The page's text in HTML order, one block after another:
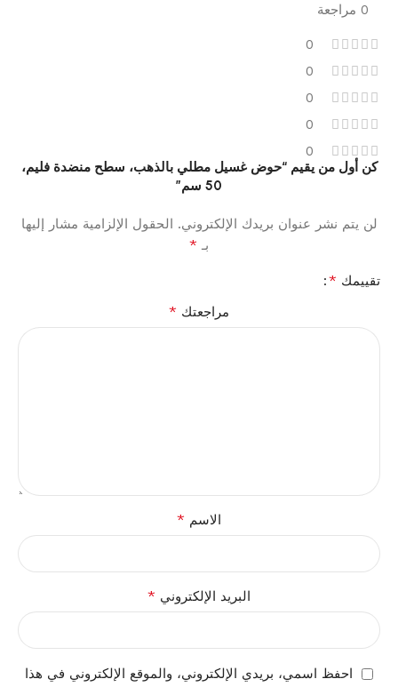
0 مراجعة
0
0
0
0
0
كن أول من يقيم “حوض غسيل مطلي بالذهب، سطح منضدة فليم،
50 سم”
لن يتم نشر عنوان بريدك الإلكتروني. الحقول الإلزامية مشار إليها
بـ *
تقييمك *
مراجعتك *
الاسم *
البريد الإلكتروني *
احفظ اسمي، بريدي الإلكتروني، والموقع الإلكتروني في هذا